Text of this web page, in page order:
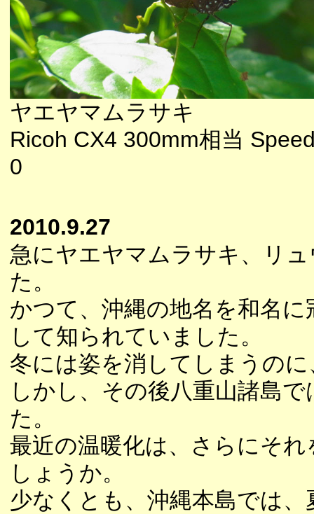
ヤエヤマムラサキ
Ricoh CX4 300mm相当
0
2010.9.27
急にヤエヤマムラサキ、リ
た。
かつて、沖縄の地名を和名
して知られていました。
冬には姿を消してしまうの
しかし、その後八重山諸島
た。
最近の温暖化は、さらにそ
しょうか。
少なくとも、沖縄本島では